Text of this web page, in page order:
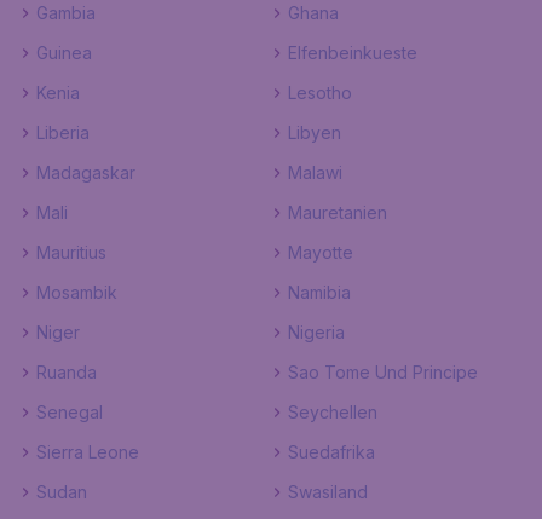
Gambia
Ghana
Guinea
Elfenbeinkueste
Kenia
Lesotho
Liberia
Libyen
Madagaskar
Malawi
Mali
Mauretanien
Mauritius
Mayotte
Mosambik
Namibia
Niger
Nigeria
Ruanda
Sao Tome Und Principe
Senegal
Seychellen
Sierra Leone
Suedafrika
Sudan
Swasiland